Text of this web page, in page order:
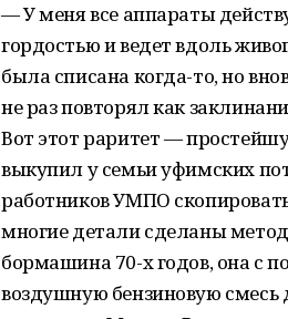
— У меня все аппараты
гордостью и ведет вдоль
была списана когда-то, но
не раз повторял как
Вот этот раритет —
выкупил у семьи уфимских
работников УМПО
многие детали сделаны
бормашина 70-х годов, она с
воздушную бензиновую смесь